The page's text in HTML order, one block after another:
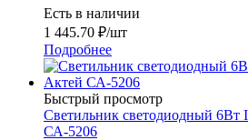
Есть в наличии
1 445.70 ₽/шт
Подробнее
Быстрый просмотр
Светильник светодиодный 6Вт
СА-5206